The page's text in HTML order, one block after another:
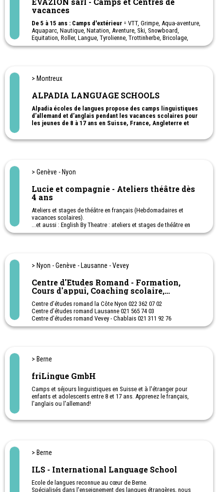
vacances
De 5 à 15 ans : Camps d'extérieur = VTT, Grimpe, Aqua-aventure,
Aquaparc, Nautique, Natation, Aventure, Ski, Snowboard,
Equitation, Roller, Langue, Tyrolienne, Trottinherbe, Bricolage,
Randonnées, Excursions, Jumpland, Lasergame, Irtag,
Camps de vacances pour enfants et adolescents. Cinq chalets
dans la région du Chablais vaudois et valaisan, entre lac et
vacances scolaires !
> Montreux
ALPADIA LANGUAGE SCHOOLS
Alpadia écoles de langues propose des camps linguistiques
d’allemand et d’anglais pendant les vacances scolaires pour
les jeunes de 8 à 17 ans en Suisse, France, Angleterre et
> Genève - Nyon
Lucie et compagnie - Ateliers théâtre dès
4 ans
Ateliers et stages de théâtre en français (Hebdomadaires et
vacances scolaires).
...et aussi : English By Theatre : ateliers et stages de théâtre en
anglais (Apprendre et perfectionner son anglais par le théâtre).
> Nyon - Genève - Lausanne - Vevey
Centre d'Etudes Romand - Formation,
Cours d'appui, Coaching scolaire,
Préparations aux examens
Centre d’études romand la Côte Nyon 022 362 07 02
Centre d’études romand Lausanne 021 565 74 03
Centre d’études romand Vevey - Chablais 021 311 92 76
Centre d’études Genève 022 738 18 02
école publique) Cours individuels pour adulte, expatriés
Cours de langues, math, physique, chimie, économie, comptabilité.
Cours à domicile La Côte et Lausanne
> Berne
friLingue GmbH
Camps et séjours linguistiques en Suisse et à l'étranger pour
enfants et adolescents entre 8 et 17 ans. Apprenez le français,
l'anglais ou l'allemand!
> Berne
ILS - International Language School
Ecole de langues reconnue au cœur de Berne.
Spécialisés dans l'enseignement des langues étrangères, nous